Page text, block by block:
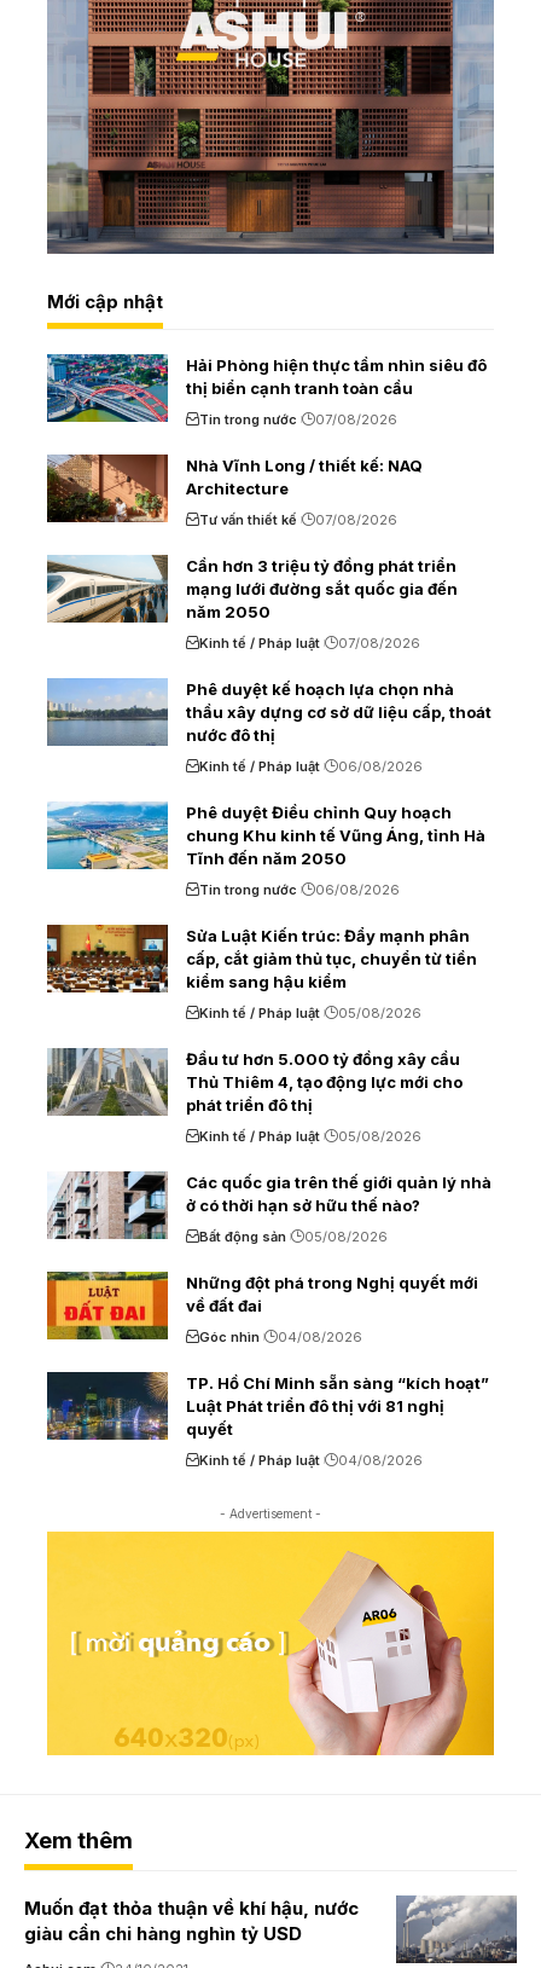
Mới cập nhật
Hải Phòng hiện thực tầm nhìn siêu đô
thị biển cạnh tranh toàn cầu
Tin trong nước 07/08/2026
Nhà Vĩnh Long / thiết kế: NAQ
Architecture
Tư vấn thiết kế 07/08/2026
Cần hơn 3 triệu tỷ đồng phát triển
mạng lưới đường sắt quốc gia đến
năm 2050
Kinh tế / Pháp luật 07/08/2026
Phê duyệt kế hoạch lựa chọn nhà
thầu xây dựng cơ sở dữ liệu cấp, thoát
nước đô thị
Kinh tế / Pháp luật 06/08/2026
Phê duyệt Điều chỉnh Quy hoạch
chung Khu kinh tế Vũng Áng, tỉnh Hà
Tĩnh đến năm 2050
Tin trong nước 06/08/2026
Sửa Luật Kiến trúc: Đẩy mạnh phân
cấp, cắt giảm thủ tục, chuyển từ tiền
kiểm sang hậu kiểm
Kinh tế / Pháp luật 05/08/2026
Đầu tư hơn 5.000 tỷ đồng xây cầu
Thủ Thiêm 4, tạo động lực mới cho
phát triển đô thị
Kinh tế / Pháp luật 05/08/2026
Các quốc gia trên thế giới quản lý nhà
ở có thời hạn sở hữu thế nào?
Bất động sản 05/08/2026
Những đột phá trong Nghị quyết mới
về đất đai
Góc nhìn 04/08/2026
TP. Hồ Chí Minh sẵn sàng “kích hoạt”
Luật Phát triển đô thị với 81 nghị
quyết
Kinh tế / Pháp luật 04/08/2026
- Advertisement -
Xem thêm
Muốn đạt thỏa thuận về khí hậu, nước
giàu cần chi hàng nghìn tỷ USD